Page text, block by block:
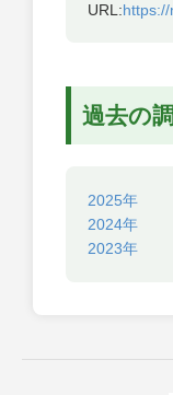
URL:
過去の
2025年
2024年
2023年